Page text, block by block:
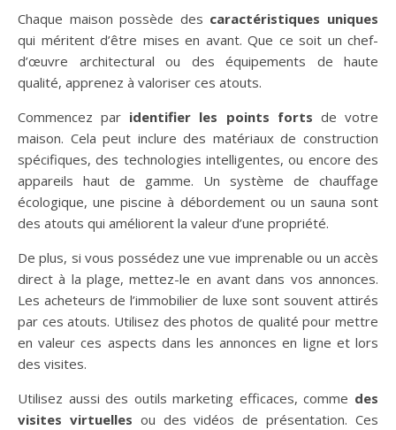
Chaque maison possède des caractéristiques uniques
qui méritent d’être mises en avant. Que ce soit un chef-
d’œuvre architectural ou des équipements de haute
qualité, apprenez à valoriser ces atouts.
Commencez par identifier les points forts de votre
maison. Cela peut inclure des matériaux de construction
spécifiques, des technologies intelligentes, ou encore des
appareils haut de gamme. Un système de chauffage
écologique, une piscine à débordement ou un sauna sont
des atouts qui améliorent la valeur d’une propriété.
De plus, si vous possédez une vue imprenable ou un accès
direct à la plage, mettez-le en avant dans vos annonces.
Les acheteurs de l’immobilier de luxe sont souvent attirés
par ces atouts. Utilisez des photos de qualité pour mettre
en valeur ces aspects dans les annonces en ligne et lors
des visites.
Utilisez aussi des outils marketing efficaces, comme des
visites virtuelles ou des vidéos de présentation. Ces